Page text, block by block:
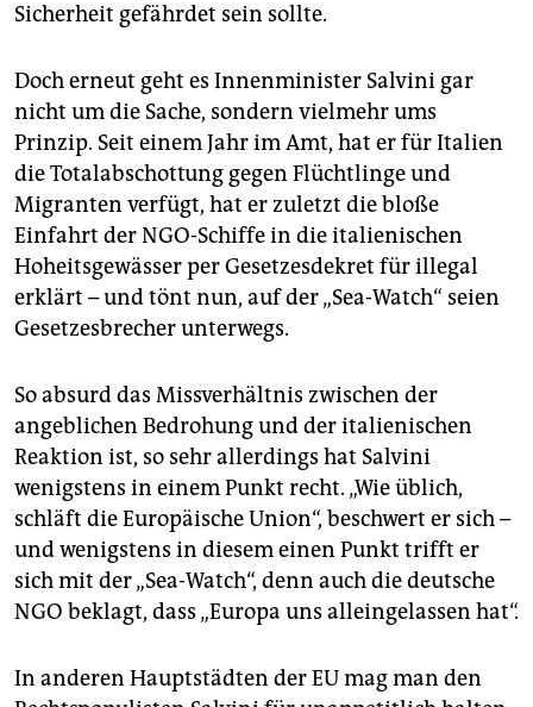
Sicherheit gefährdet sein sollte.
Doch erneut geht es Innenminister Salvini gar
nicht um die Sache, sondern vielmehr ums
Prinzip. Seit einem Jahr im Amt, hat er für Italien
die Totalabschottung gegen Flüchtlinge und
Migranten verfügt, hat er zuletzt die bloße
Einfahrt der NGO-Schiffe in die italienischen
Hoheitsgewässer per Gesetzesdekret für illegal
erklärt – und tönt nun, auf der „Sea-Watch“ seien
Gesetzesbrecher unterwegs.
So absurd das Missverhältnis zwischen der
angeblichen Bedrohung und der italienischen
Reaktion ist, so sehr allerdings hat Salvini
wenigstens in einem Punkt recht. „Wie üblich,
schläft die Europäische Union“, beschwert er sich –
und wenigstens in diesem einen Punkt trifft er
sich mit der „Sea-Watch“, denn auch die deutsche
NGO beklagt, dass „Europa uns alleingelassen hat“.
In anderen Hauptstädten der EU mag man den